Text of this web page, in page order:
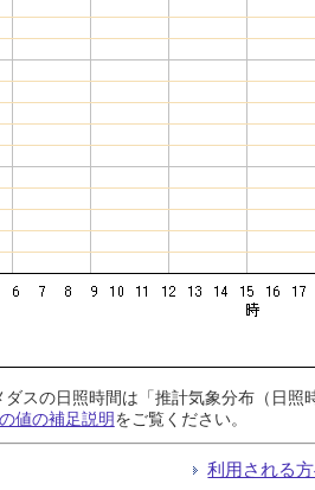
スの日照時間は「推計気象分布（日
値の補足説明をご覧ください。
利用される